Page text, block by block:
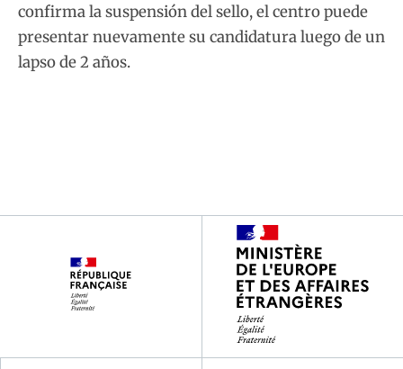
confirma la suspensión del sello, el centro puede
presentar nuevamente su candidatura luego de un
lapso de 2 años.